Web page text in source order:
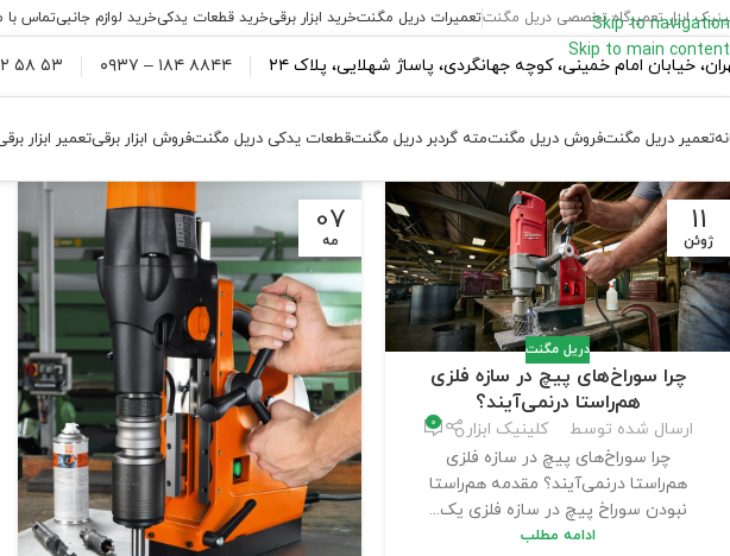
Skip to navigation
Skip to main content
ابزار تعمیرگاه تخصصی دریل مگنتتعمیرات دریل مگنتخرید ابزار برقیخرید قطعات یدکیخرید لوازم جانبیتماس با
خیابان امام خمینی، کوچه جهانگردی، پاساژ شهلایی، پلاک ۲۴ ۸۸۴۴ ۱۸۴ – ۰۹۳۷ ۵۳ ۵۸ ۶۶۷۲ – ۰۲۱
تعمیر دریل مگنتفروش دریل مگنتمته گردبر دریل مگنتقطعات یدکی دریل مگنتفروش ابزار برقیتعمیر ابزار
11
ژوئن
دریل مگنت
چرا سوراخ‌های پیچ در سازه فلزی
هم‌راستا درنمی‌آیند؟
ارسال شده توسط کلینیک ابزار 0
چرا سوراخ‌های پیچ در سازه فلزی
هم‌راستا درنمی‌آیند؟ مقدمه هم‌راستا
نبودن سوراخ پیچ در سازه فلزی یک...
ادامه مطلب
07
مه